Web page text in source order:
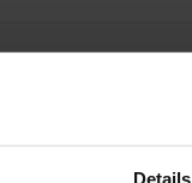
Details